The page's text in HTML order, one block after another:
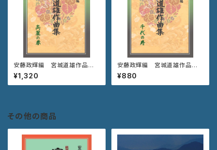
安藤政輝編 宮城道雄作品集
《高麗の春》
¥1,320
安藤政輝編 宮城道雄作品集
《千代の寿》
¥880
その他の商品